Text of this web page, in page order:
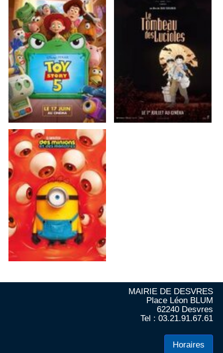
MAIRIE DE DESVRES
Place Léon BLUM
62240 Desvres
Tel : 03.21.91.67.61
Horaires